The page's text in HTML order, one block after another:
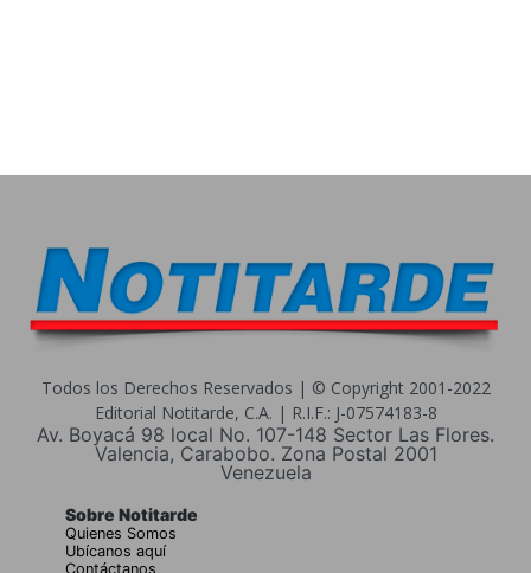
Todos los Derechos Reservados | © Copyright 2001-2022
Editorial Notitarde, C.A. | R.I.F.: J-07574183-8
Av. Boyacá 98 local No. 107-148 Sector Las Flores.
Valencia, Carabobo. Zona Postal 2001
Venezuela
Sobre Notitarde
Quienes Somos
Ubícanos aquí
Contáctanos